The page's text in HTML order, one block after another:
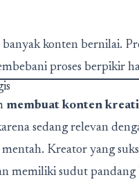
konten bernilai.
proses berpikir
membuat konten
sedang relevan
Kreator yang
memiliki sudut pandang